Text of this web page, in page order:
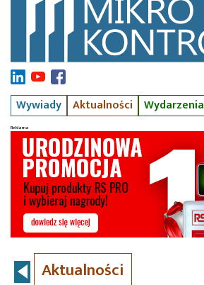
Wywiady Aktualności Wydarzenia
Aktualności